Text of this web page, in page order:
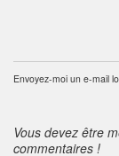
Envoyez-moi un e-mail
Vous devez être
commentaires !